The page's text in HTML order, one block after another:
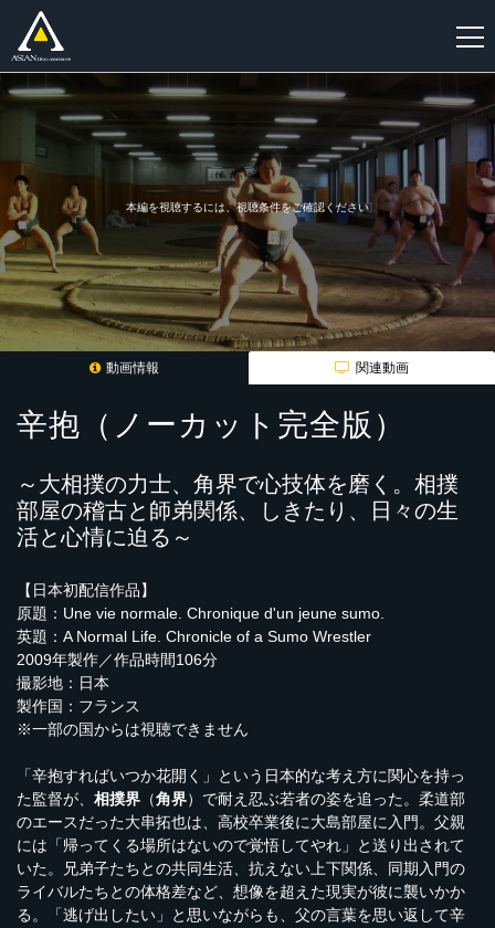
新
規
登
録
本編を視聴するには、視聴条件をご確認ください
動画情報 関連動画
辛抱（ノーカット完全版）
～大相撲の力士、角界で心技体を磨く。相撲
部屋の稽古と師弟関係、しきたり、日々の生
活と心情に迫る～
【日本初配信作品】
原題：Une vie normale. Chronique d'un jeune sumo.
英題：A Normal Life. Chronicle of a Sumo Wrestler
2009年製作／作品時間106分
撮影地：日本
製作国：フランス
※一部の国からは視聴できません
「辛抱すればいつか花開く」という日本的な考え方に関心を持っ
た監督が、 相撲界 （角界）で耐え忍ぶ若者の姿を追った。柔道部
のエースだった大串拓也は、高校卒業後に大島部屋に入門。父親
には「帰ってくる場所はないので覚悟してやれ」と送り出されて
いた。兄弟子たちとの共同生活、抗えない上下関係、同期入門の
ライバルたちとの体格差など、想像を超えた現実が彼に襲いかか
る。「逃げ出したい」と思いながらも、父の言葉を思い返して辛